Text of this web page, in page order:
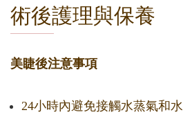
術後護理與保養
美睫後注意事項
24小時內避免接觸水蒸氣和水